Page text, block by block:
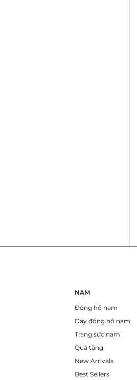
NAM
Đồng hồ nam
Dây đồng hồ nam
Trang sức nam
Quà tặng
New Arrivals
Best Sellers